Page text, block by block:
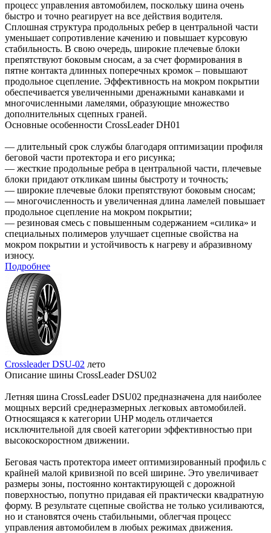
процесс управления автомобилем, поскольку шина очень
быстро и точно реагирует на все действия водителя.
Сплошная структура продольных ребер в центральной части
уменьшает сопротивление качению и повышает курсовую
стабильность. В свою очередь, широкие плечевые блоки
препятствуют боковым сносам, а за счет формирования в
пятне контакта длинных поперечных кромок – повышают
продольное сцепление. Эффективность на мокром покрытии
обеспечивается увеличенными дренажными канавками и
многочисленными ламелями, образующие множество
дополнительных сцепных граней.
Основные особенности CrossLeader DH01
— длительный срок службы благодаря оптимизации профиля
беговой части протектора и его рисунка;
— жесткие продольные ребра в центральной части, плечевые
блоки придают откликам шины быстроту и точность;
— широкие плечевые блоки препятствуют боковым сносам;
— многочисленность и увеличенная длина ламелей повышает
продольное сцепление на мокром покрытии;
— резиновая смесь с повышенным содержанием «силика» и
специальных полимеров улучшает сцепные свойства на
мокром покрытии и устойчивость к нагреву и абразивному
износу.
Подробнее
Crossleader DSU-02 лето
Описание шины CrossLeader DSU02
Летняя шина CrossLeader DSU02 предназначена для наиболее
мощных версий среднеразмерных легковых автомобилей.
Относящаяся к категории UHP модель отличается
исключительной для своей категории эффективностью при
высокоскоростном движении.
Беговая часть протектора имеет оптимизированный профиль с
крайней малой кривизной по всей ширине. Это увеличивает
размеры зоны, постоянно контактирующей с дорожной
поверхностью, попутно придавая ей практически квадратную
форму. В результате сцепные свойства не только усиливаются,
но и становятся очень стабильными, облегчая процесс
управления автомобилем в любых режимах движения.